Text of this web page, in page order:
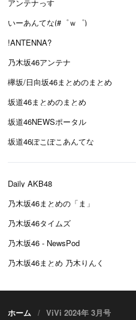
アンテナっす
いーあんてな(#゜ｗ゜)
!ANTENNA?
乃木坂46アンテナ
欅坂/日向坂46まとめのまとめ
坂道46まとめのまとめ
坂道46NEWSポータル
坂道46ぽこぽこあんてな
Daily AKB48
乃木坂46まとめの「ま」
乃木坂46タイムズ
乃木坂46 - NewsPod
乃木坂46まとめ 乃木りんく
ホーム ViVi 2024年 3月号